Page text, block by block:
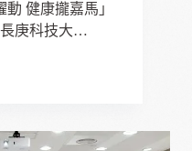
健康攏嘉馬」
長庚科技大…